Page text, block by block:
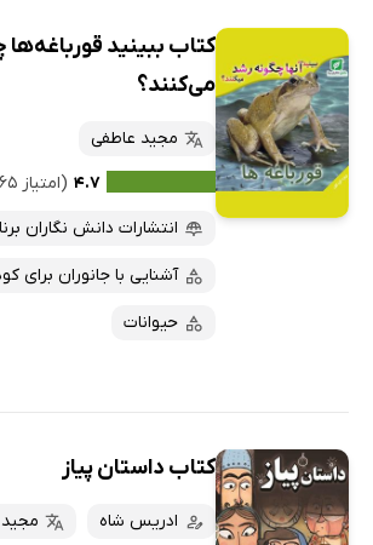
کتاب ببینید
می‌کنند؟
مجید عاطفی
۴.۷ (امتیاز ۶۵ نفر)
انتشارات دانش نگاران برنا
آشنایی با جانوران برای
حیوانات
کتاب داستان پیاز
ادریس شاه